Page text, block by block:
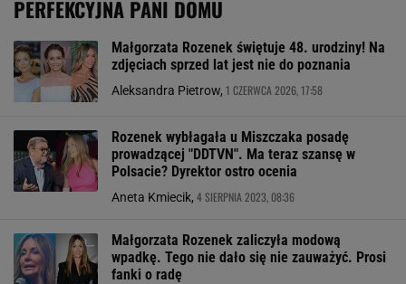
PERFEKCYJNA PANI DOMU
Małgorzata Rozenek świętuje 48. urodziny! Na
zdjęciach sprzed lat jest nie do poznania
Aleksandra Pietrow, 1 CZERWCA 2026, 17:58
Rozenek wybłagała u Miszczaka posadę
prowadzącej "DDTVN". Ma teraz szansę w
Polsacie? Dyrektor ostro ocenia
Aneta Kmiecik, 4 SIERPNIA 2023, 08:36
Małgorzata Rozenek zaliczyła modową
wpadkę. Tego nie dało się nie zauważyć. Prosi
fanki o radę